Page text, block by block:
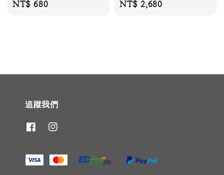
Regular
NT$ 680
Regular
NT$ 2,680
追蹤我們